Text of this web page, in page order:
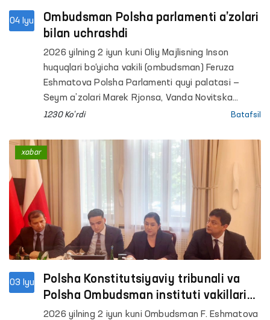
04 Iyu
Ombudsman Polsha parlamenti a’zolari
bilan uchrashdi
2026 yilning 2 iyun kuni Oliy Majlisning Inson
huquqlari bo‘yicha vakili (ombudsman) Feruza
Eshmatova Polsha Parlamenti quyi palatasi —
Seym a’zolari Marek Rjonsa, Vanda Novitska
hamda Alitsiya Lepkovska-Golas bilan uchrashuv
1230 Ko'rdi Batafsil
03 Iyu
Polsha Konstitutsiyaviy tribunali va
Polsha Ombudsman instituti vakillari
bilan muloqot
2026 yilning 2 iyun kuni Ombudsman F. Eshmatova
xabar